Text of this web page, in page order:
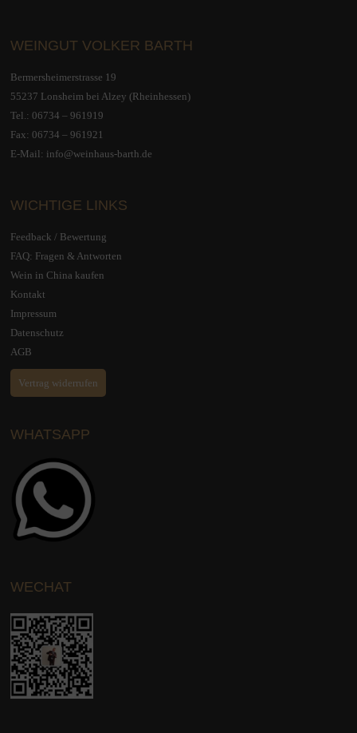
WEINGUT VOLKER BARTH
Bermersheimerstrasse 19
55237 Lonsheim bei Alzey (Rheinhessen)
Tel.:06734 – 961919
Fax: 06734 – 961921
E-Mail: info@weinhaus-barth.de
WICHTIGE LINKS
Feedback / Bewertung
FAQ: Fragen & Antworten
Wein in China kaufen
Kontakt
Impressum
Datenschutz
AGB
Vertrag widerrufen
WHATSAPP
WECHAT